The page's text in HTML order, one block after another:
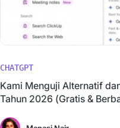
CHATGPT
Kami Menguji Alternatif
Tahun 2026 (Gratis &